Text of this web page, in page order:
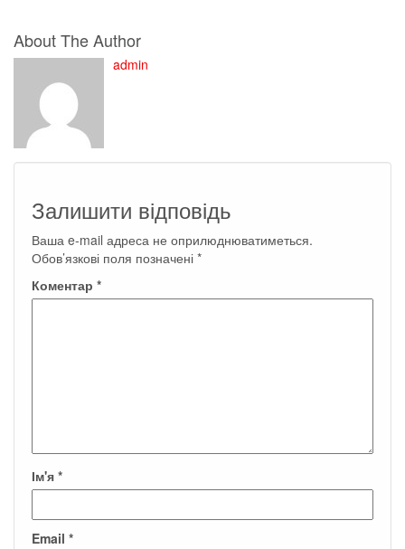
About The Author
admin
Залишити відповідь
Ваша e-mail адреса не оприлюднюватиметься.
Обов’язкові поля позначені *
Коментар *
Ім'я *
Email *